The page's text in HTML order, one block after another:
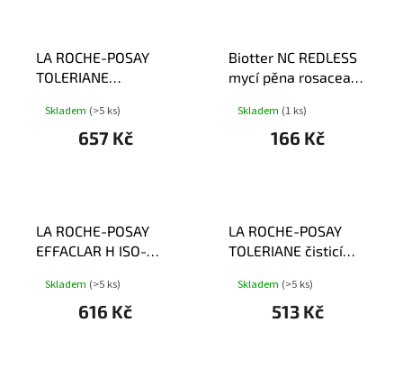
LA ROCHE-POSAY
TOLERIANE
200ml
Skladem (>5 ks)
657 Kč
Biotter NC REDLESS
mycí pěna rosacea
Skladem (1 ks)
166 Kč
LA ROCHE-POSAY
EFFACLAR H ISO-
Skladem (>5 ks)
616 Kč
LA ROCHE-POSAY
TOLERIANE čisticí
Skladem (>5 ks)
513 Kč